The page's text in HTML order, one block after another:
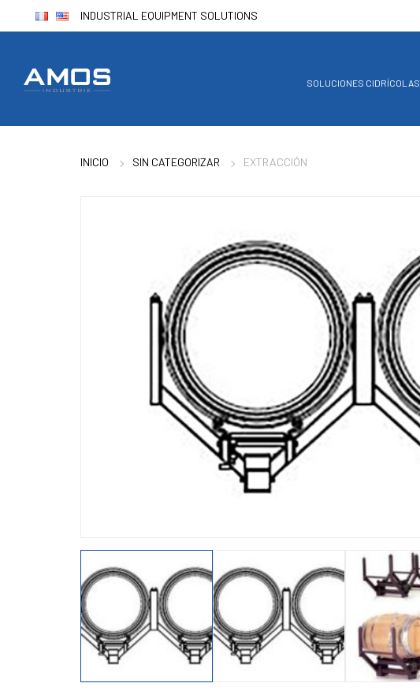
INDUSTRIAL EQUIPMENT SOLUTIONS
SOLUCIONES CIDRÍCOLAS
INICIO SIN CATEGORIZAR EXTRACCIÓN
Panel de gestión de cookies